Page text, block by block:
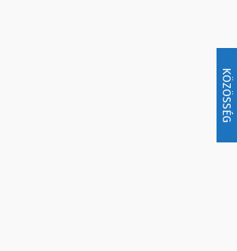
KÖZÖSSÉG